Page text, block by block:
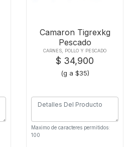
Camaron Tigrexkg
Pescado
CARNES, POLLO Y PESCADO
$ 34,900
(g a $35)
Maximo de caracteres permitidos:
100